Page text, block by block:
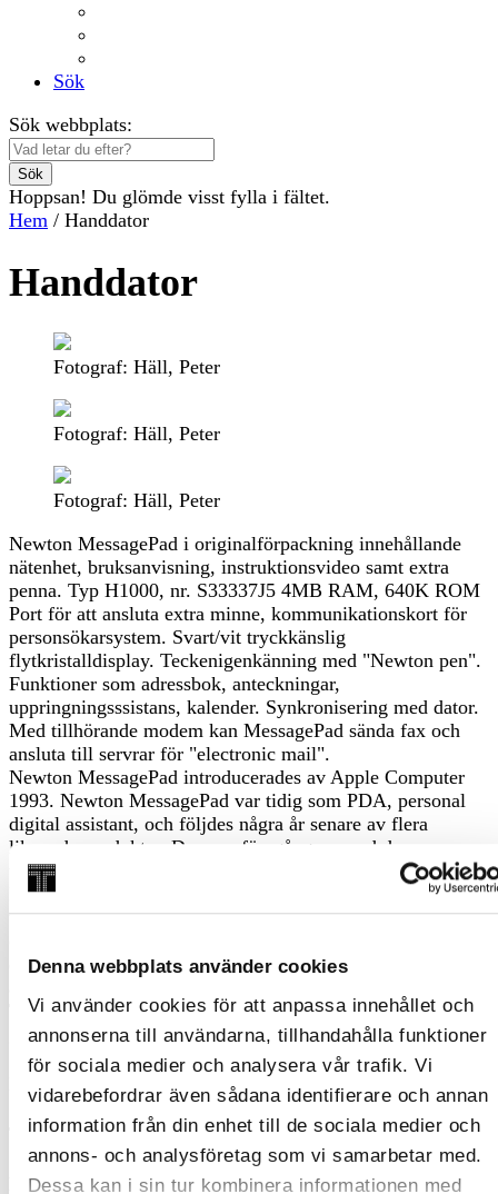
Denna webbplats använder cookies
Vi använder cookies för att anpassa innehållet och
annonserna till användarna, tillhandahålla funktioner
för sociala medier och analysera vår trafik. Vi
vidarebefordrar även sådana identifierare och annan
information från din enhet till de sociala medier och
annons- och analysföretag som vi samarbetar med.
Dessa kan i sin tur kombinera informationen med
Sök
Sök webbplats:
Sök
Hoppsan! Du glömde visst fylla i fältet.
Hem / Handdator
Handdator
Fotograf: Häll, Peter
Fotograf: Häll, Peter
Fotograf: Häll, Peter
Newton MessagePad i originalförpackning innehållande
nätenhet, bruksanvisning, instruktionsvideo samt extra
penna. Typ H1000, nr. S33337J5 4MB RAM, 640K ROM
Port för att ansluta extra minne, kommunikationskort för
personsökarsystem. Svart/vit tryckkänslig
flytkristalldisplay. Teckenigenkänning med "Newton pen".
Funktioner som adressbok, anteckningar,
uppringningsssistans, kalender. Synkronisering med dator.
Med tillhörande modem kan MessagePad sända fax och
ansluta till servrar för "electronic mail".
Newton MessagePad introducerades av Apple Computer
1993. Newton MessagePad var tidig som PDA, personal
digital assistant, och följdes några år senare av flera
liknande produkter. Den var föregångare med den
tryckkänsliga skärmen, applikationerna och modemet.
Palm Pilot är ett exempel på produkt som några år senare
tillämpade många av idéerna. I förlängningen har iPhone
datorn. Givaren har erhållit föremålet i samband med sin
Teckenigenkänningen fungerade inte så tillförlitligt och
gav upphov till "Newton poetry".
Identifikationsnummer
TEKS0048886
Publicerad